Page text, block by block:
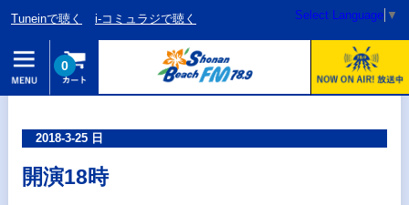
Tuneinで聴く i-コミュラジで聴く Select Language ▼
0
2018-3-25 日
開演18時